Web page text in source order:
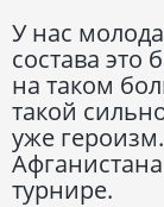
У нас
состава это
на таком
такой
уже
турнире.